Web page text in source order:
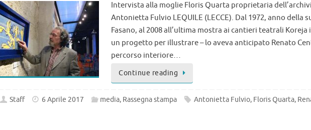
Intervista alla moglie Floris Quarta proprietaria
Antonietta Fulvio LEQUILE (LECCE). Dal 1972, anno della
Fasano, al 2008 all’ultima mostra ai cantieri teatrali
un progetto per illustrare – lo aveva anticipato Renato
percorso interiore…
Continue reading
Staff 6 Aprile 2017 media, Rassegna stampa Antonietta Fulvio, Floris Quarta,